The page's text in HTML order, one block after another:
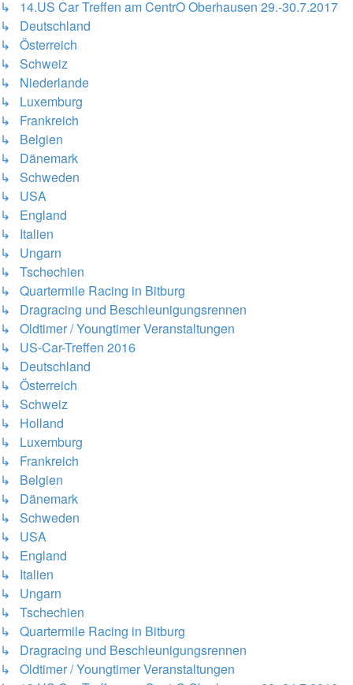
↳ 14.US Car Treffen am CentrO Oberhausen 29.-30.7.2017
↳ Deutschland
↳ Österreich
↳ Schweiz
↳ Niederlande
↳ Luxemburg
↳ Frankreich
↳ Belgien
↳ Dänemark
↳ Schweden
↳ USA
↳ England
↳ Italien
↳ Ungarn
↳ Tschechien
↳ Quartermile Racing in Bitburg
↳ Dragracing und Beschleunigungsrennen
↳ Oldtimer / Youngtimer Veranstaltungen
↳ US-Car-Treffen 2016
↳ Deutschland
↳ Österreich
↳ Schweiz
↳ Holland
↳ Luxemburg
↳ Frankreich
↳ Belgien
↳ Dänemark
↳ Schweden
↳ USA
↳ England
↳ Italien
↳ Ungarn
↳ Tschechien
↳ Quartermile Racing in Bitburg
↳ Dragracing und Beschleunigungsrennen
↳ Oldtimer / Youngtimer Veranstaltungen